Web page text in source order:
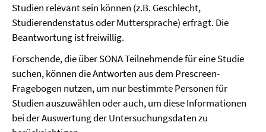
Studien relevant sein können (z.B. Geschlecht,
Studierendenstatus oder Muttersprache) erfragt. Die
Beantwortung ist freiwillig.
Forschende, die über SONA Teilnehmende für eine Studie
suchen, können die Antworten aus dem Prescreen-
Fragebogen nutzen, um nur bestimmte Personen für
Studien auszuwählen oder auch, um diese Informationen
bei der Auswertung der Untersuchungsdaten zu